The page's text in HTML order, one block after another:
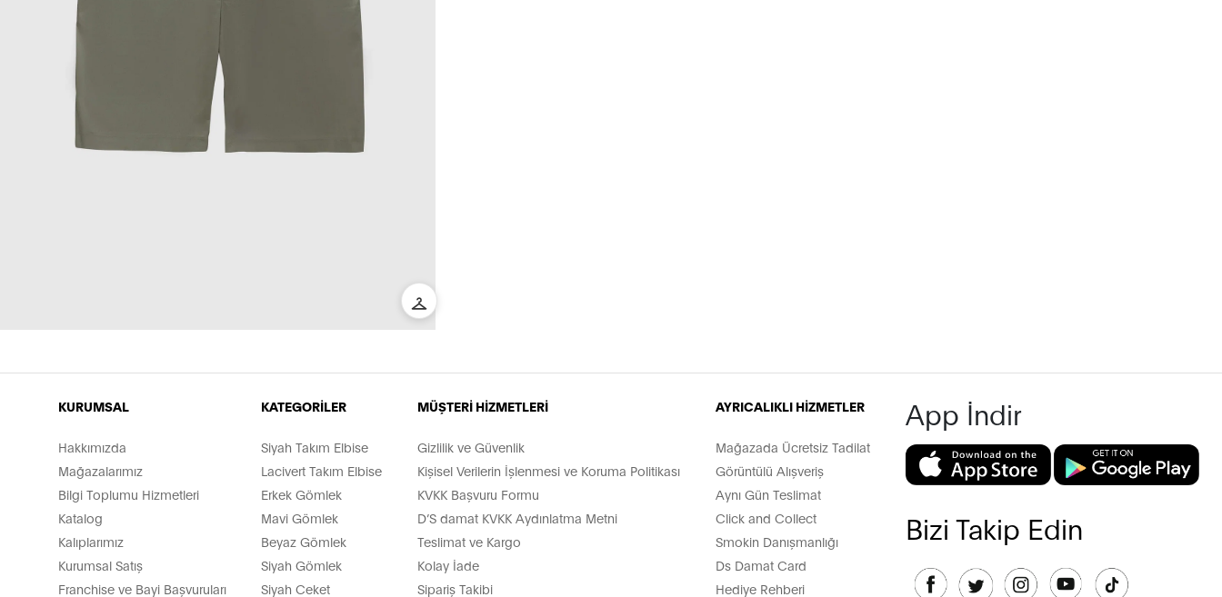
KURUMSAL
Hakkımızda
Mağazalarımız
Bilgi Toplumu Hizmetleri
Katalog
Kalıplarımız
Kurumsal Satış
Franchise ve Bayi Başvuruları
KATEGORİLER
Siyah Takım Elbise
Lacivert Takım Elbise
Erkek Gömlek
Mavi Gömlek
Beyaz Gömlek
Siyah Gömlek
Siyah Ceket
MÜŞTERİ HİZMETLERİ
Gizlilik ve Güvenlik
Kişisel Verilerin İşlenmesi ve Koruma Politikası
KVKK Başvuru Formu
D’S damat KVKK Aydınlatma Metni
Teslimat ve Kargo
Kolay İade
Sipariş Takibi
AYRICALIKLI HİZMETLER
Mağazada Ücretsiz Tadilat
Görüntülü Alışveriş
Aynı Gün Teslimat
Click and Collect
Smokin Danışmanlığı
Ds Damat Card
Hediye Rehberi
App İndir
Bizi Takip Edin